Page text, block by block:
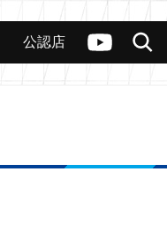
ヴァンガードch
検索
公認店舗 その他
公認店